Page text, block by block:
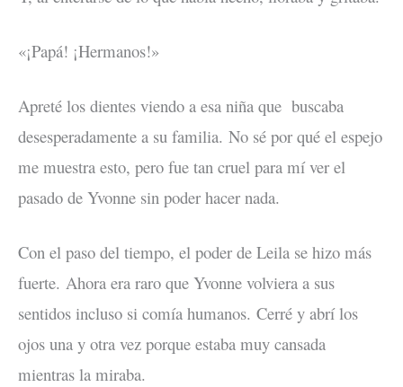
«¡Papá! ¡Hermanos!»
Apreté los dientes viendo a esa niña que buscaba
desesperadamente a su familia. No sé por qué el espejo
me muestra esto, pero fue tan cruel para mí ver el
pasado de Yvonne sin poder hacer nada.
Con el paso del tiempo, el poder de Leila se hizo más
fuerte. Ahora era raro que Yvonne volviera a sus
sentidos incluso si comía humanos. Cerré y abrí los
ojos una y otra vez porque estaba muy cansada
mientras la miraba.